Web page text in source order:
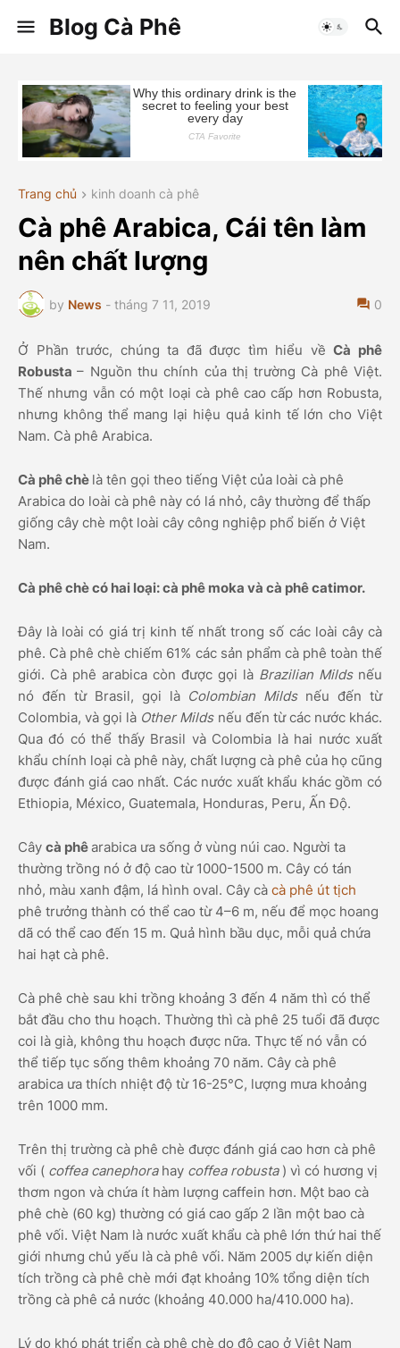
Blog Cà Phê
Trang chủ kinh doanh cà phê
Cà phê Arabica, Cái tên làm
nên chất lượng
by News - tháng 7 11, 2019 0
Ở Phần trước, chúng ta đã được tìm hiểu vềCà phê
Robusta– Nguồn thu chính của thị trường Cà phê Việt.
Thế nhưng vẫn có một loại cà phê cao cấp hơn Robusta,
nhưng không thể mang lại hiệu quả kinh tế lớn cho Việt
Nam. Cà phê Arabica.
Cà phê chè là tên gọi theo tiếng Việt của loài cà phê
Arabica do loài cà phê này có lá nhỏ, cây thường để thấp
giống cây chè một loài cây công nghiệp phổ biến ở Việt
Nam.
Cà phê chè có hai loại: cà phê moka và cà phê catimor.
Đây là loài có giá trị kinh tế nhất trong số các loài cây cà
phê. Cà phê chè chiếm 61% các sản phẩm cà phê toàn thế
giới. Cà phê arabica còn được gọi là Brazilian Milds nếu
nó đến từ Brasil, gọi là Colombian Milds nếu đến từ
Colombia, và gọi là Other Milds nếu đến từ các nước khác.
Qua đó có thể thấy Brasil và Colombia là hai nước xuất
khẩu chính loại cà phê này, chất lượng cà phê của họ cũng
được đánh giá cao nhất. Các nước xuất khẩu khác gồm có
Ethiopia, México, Guatemala, Honduras, Peru, Ấn Độ.
Cây cà phêarabica ưa sống ở vùng núi cao. Người ta
thường trồng nó ở độ cao từ 1000-1500 m. Cây có tán
nhỏ, màu xanh đậm, lá hình oval. Cây cà cà phê út tịch
phê trưởng thành có thể cao từ 4–6 m, nếu để mọc hoang
dã có thể cao đến 15 m. Quả hình bầu dục, mỗi quả chứa
hai hạt cà phê.
Cà phê chè sau khi trồng khoảng 3 đến 4 năm thì có thể
bắt đầu cho thu hoạch. Thường thì cà phê 25 tuổi đã được
coi là già, không thu hoạch được nữa. Thực tế nó vẫn có
thể tiếp tục sống thêm khoảng 70 năm. Cây cà phê
arabica ưa thích nhiệt độ từ 16-25°C, lượng mưa khoảng
trên 1000 mm.
Trên thị trường cà phê chè được đánh giá cao hơn cà phê
vối ( coffea canephora hay coffea robusta ) vì có hương vị
thơm ngon và chứa ít hàm lượng caffein hơn. Một bao cà
phê chè (60 kg) thường có giá cao gấp 2 lần một bao cà
phê vối. Việt Nam là nước xuất khẩu cà phê lớn thứ hai thế
giới nhưng chủ yếu là cà phê vối. Năm 2005 dự kiến diện
tích trồng cà phê chè mới đạt khoảng 10% tổng diện tích
trồng cà phê cả nước (khoảng 40.000 ha/410.000 ha).
Lý do khó phát triển cà phê chè do độ cao ở Việt Nam